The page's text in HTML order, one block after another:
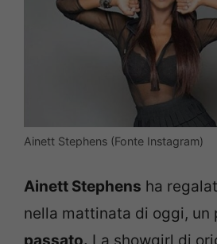
Ainett Stephens (Fonte Instagram)
Ainett Stephens ha
nella mattinata di oggi, un